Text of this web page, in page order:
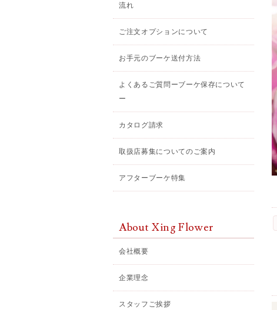
流れ
ご注文オプションについて
お手元のブーケ送付方法
よくあるご質問ーブーケ保存について
ー
カタログ請求
取扱店募集についてのご案内
アフターブーケ特集
About Xing Flower
会社概要
企業理念
スタッフご挨拶